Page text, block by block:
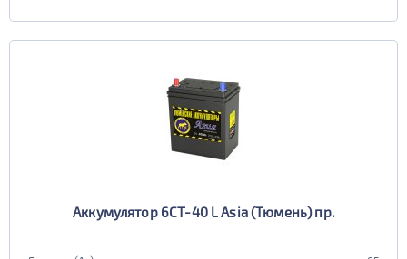
Аккумулятор 6СТ-40 L Asia (Тюмень) пр.